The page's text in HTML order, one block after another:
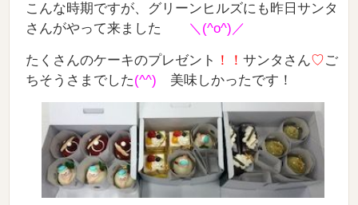
こんな時期ですが、グリーンヒルズにも昨日サンタ
さんがやって来ました ＼(^o^)／
たくさんのケーキのプレゼント ！！サンタさん♡ご
ちそうさまでした(^^) 美味しかったです！